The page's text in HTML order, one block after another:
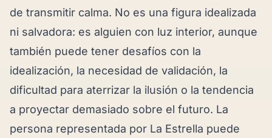
de transmitir calma. No es una figura idealizada
ni salvadora: es alguien con luz interior, aunque
también puede tener desafíos con la
idealización, la necesidad de validación, la
dificultad para aterrizar la ilusión o la tendencia
a proyectar demasiado sobre el futuro. La
persona representada por La Estrella puede